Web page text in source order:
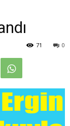
0
71